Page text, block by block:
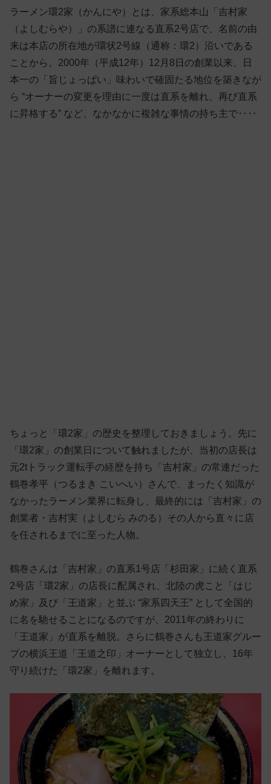
ラーメン環2家（かんにや）とは、家系総本山「吉村家
（よしむらや）」の系譜に連なる直系2号店で、名前の由
来は本店の所在地が環状2号線（通称：環2）沿いである
ことから。2000年（平成12年）12月8日の創業以来、日
本一の「旨じょっぱい」味わいで確固たる地位を築きなが
ら “オーナーの変更を理由に一度は直系を離れ、再び直系
に昇格する” など、なかなかに複雑な事情の持ち主で‥‥
ちょっと「環2家」の歴史を整理しておきましょう。先に
「環2家」の創業日について触れましたが、当初の店長は
元2tトラック運転手の経歴を持ち「吉村家」の常連だった
鶴巻孝平（つるまき こいへい）さんで、まったく知識が
なかったラーメン業界に転身し、最終的には「吉村家」の
創業者・吉村実（よしむら みのる）その人から直々に店
を任されるまでに至った人物。
鶴巻さんは「吉村家」の直系1号店「杉田家」に続く直系
2号店「環2家」の店長に配属され、北陸の虎こと「はじ
め家」及び「王道家」と並ぶ “家系四天王” として全国的
に名を馳せることになるのですが、2011年の終わりに
「王道家」が直系を離脱。さらに鶴巻さんも王道家グルー
プの横浜王道「王道之印」オーナーとして独立し、16年
守り続けた「環2家」を離れます。